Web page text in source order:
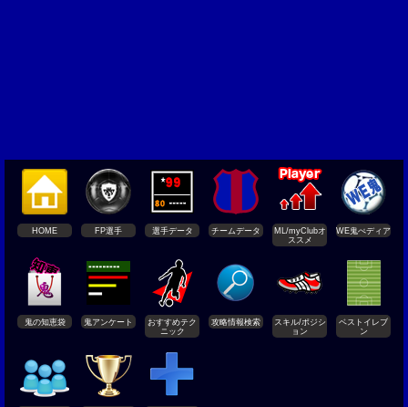
HOME FP選手 選手データ チームデータ
ML/myClubオ
ススメ
WE鬼ぺディア
鬼の知恵袋 鬼アンケート
おすすめテク
ニック
攻略情報検索
スキル/ポジシ
ョン
ベストイレブ
ン